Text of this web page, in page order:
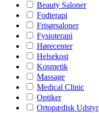
Beauty Saloner
Fodterapi
Frisørsaloner
Fysioterapi
Hørecenter
Helsekost
Kosmetik
Massage
Medical Clinic
Optiker
Ortopædisk Udstyr